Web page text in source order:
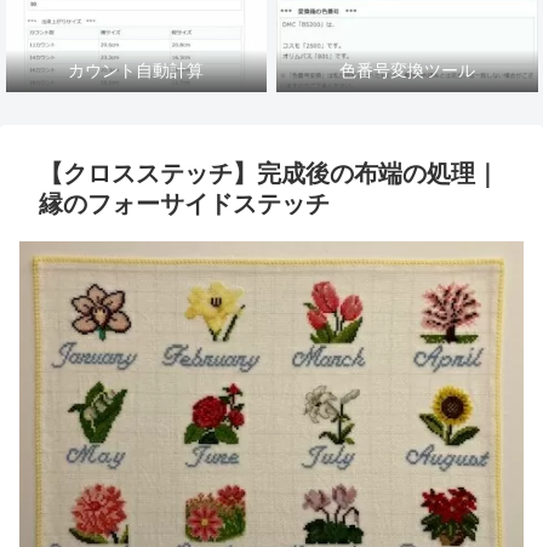
カウント自動計算 色番号変換ツール
【クロスステッチ】完成後の布端の処理｜
縁のフォーサイドステッチ